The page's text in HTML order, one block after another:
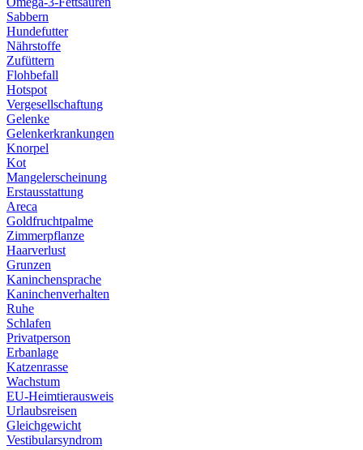
Sabbern
Hundefutter
Nährstoffe
Zufüttern
Flohbefall
Hotspot
Vergesellschaftung
Gelenke
Gelenkerkrankungen
Knorpel
Kot
Mangelerscheinung
Erstausstattung
Areca
Goldfruchtpalme
Zimmerpflanze
Haarverlust
Grunzen
Kaninchensprache
Kaninchenverhalten
Ruhe
Schlafen
Privatperson
Erbanlage
Katzenrasse
Wachstum
EU-Heimtierausweis
Urlaubsreisen
Gleichgewicht
Vestibularsyndrom